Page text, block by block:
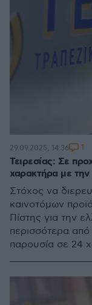
Τειρεσίας: Σε
χαρακτήρα με
Στόχος να
καινοτόμων
Πίστης για την
περισσότερα από
παρουσία σε 24
29.09.2025, 14:36 1